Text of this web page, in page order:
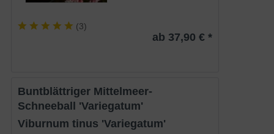
(3)
ab 37,90 € *
Buntblättriger Mittelmeer-
Schneeball 'Variegatum'
Viburnum tinus 'Variegatum'